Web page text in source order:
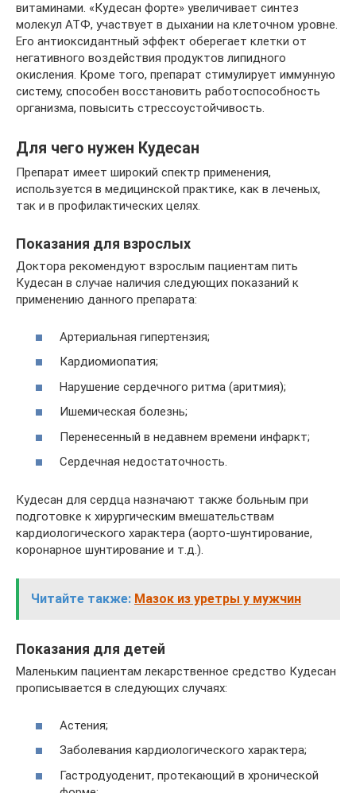
витаминами. «Кудесан форте» увеличивает синтез
молекул АТФ, участвует в дыхании на клеточном уровне.
Его антиоксидантный эффект оберегает клетки от
негативного воздействия продуктов липидного
окисления. Кроме того, препарат стимулирует иммунную
систему, способен восстановить работоспособность
организма, повысить стрессоустойчивость.
Для чего нужен Кудесан
Препарат имеет широкий спектр применения,
используется в медицинской практике, как в леченых,
так и в профилактических целях.
Показания для взрослых
Доктора рекомендуют взрослым пациентам пить
Кудесан в случае наличия следующих показаний к
применению данного препарата:
Артериальная гипертензия;
Кардиомиопатия;
Нарушение сердечного ритма (аритмия);
Ишемическая болезнь;
Перенесенный в недавнем времени инфаркт;
Сердечная недостаточность.
Кудесан для сердца назначают также больным при
подготовке к хирургическим вмешательствам
кардиологического характера (аорто-шунтирование,
коронарное шунтирование и т.д.).
Читайте также: Мазок из уретры у мужчин
Показания для детей
Маленьким пациентам лекарственное средство Кудесан
прописывается в следующих случаях:
Астения;
Заболевания кардиологического характера;
Гастродуоденит, протекающий в хронической